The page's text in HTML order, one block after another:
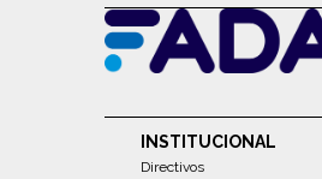
INSTITUCIONAL
Directivos